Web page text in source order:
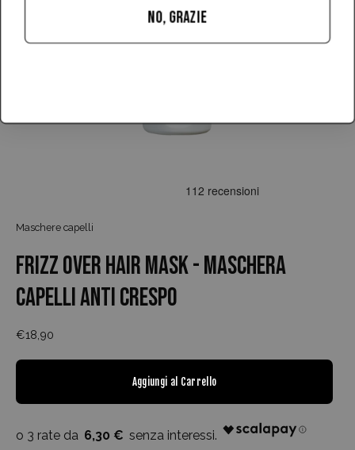
Maschere capelli
FRIZZ OVER HAIR MASK - MASCHERA
CAPELLI ANTI CRESPO
€18,90
Aggiungi al Carrello
6,30 €
NO, GRAZIE